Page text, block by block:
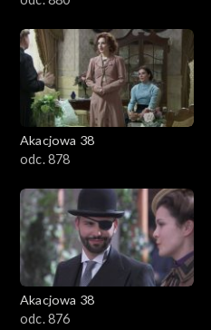
Akacjowa 38
odc. 878
Akacjowa 38
odc. 876